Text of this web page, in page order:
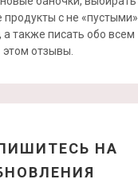
продукты с не «пустыми»
а также писать обо всем
этом отзывы.
НА